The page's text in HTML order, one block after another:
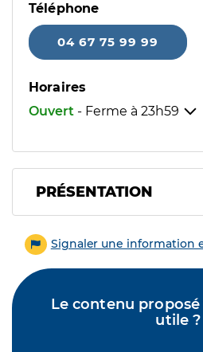
Téléphone
04 67 75 99 99
Horaires
Ouvert - Ferme à 23h59
PRÉSENTATION
Signaler une information
Le contenu
utile ?